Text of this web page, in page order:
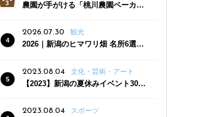
農園が手がける「桃川農園ベーカリ
った焼きたてパンのほか、ジェラー
トやスムージーも
2026.07.30 観光
2026｜新潟のヒマワリ畑 名所6選
2023.08.04
文化・芸術・アート
【2023】新潟の夏休みイベント30
2023.08.04
スポーツ